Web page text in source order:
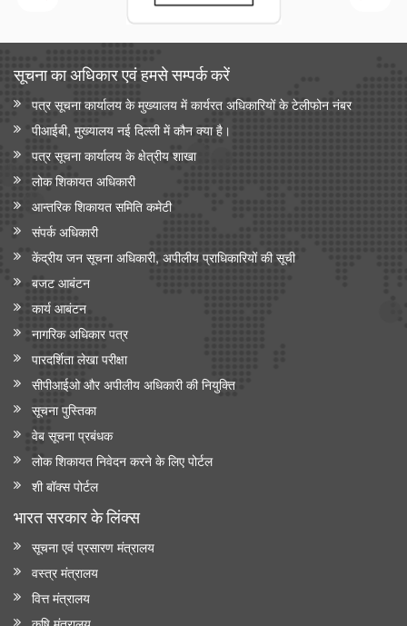
सूचना का अधिकार एवं हमसे सम्‍पर्क करें
पत्र सूचना कार्यालय के मुख्यालय में कार्यरत अधिकारियों के टेलीफोन नंबर
पीआईबी, मुख्यालय नई दिल्ली में कौन क्या है।
पत्र सूचना कार्यालय के क्षेत्रीय शाखा
लोक शिकायत अधिकारी
आन्‍तरिक शिकायत समिति कमेटी
संपर्क अधिकारी
केंद्रीय जन सूचना अधिकारी, अपीलीय प्राधिकारियों की सूची
बजट आबंटन
कार्य आबंटन
नागरिक अधिकार पत्र
पारदर्शिता लेखा परीक्षा
सीपीआईओ और अपी‍लीय अधिकारी की नियुक्ति
सूचना पुस्तिका
वेब सूचना प्रबंधक
लोक शिकायत निवेदन करने के लिए पोर्टल
शी बॉक्स पोर्टल
भारत सरकार के लिंक्‍स
सूचना एवं प्रसारण मंत्रालय
वस्त्र मंत्रालय
वित्त मंत्रालय